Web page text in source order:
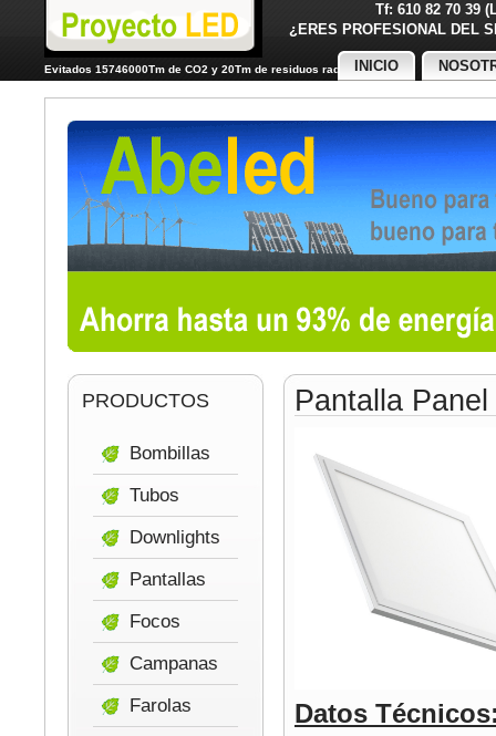
Tf: 610 82 70 39
¿ERES PROFESIONAL
Evitados 15746000Tm de CO2 y 20Tm de residuos radiactivos
INICIO
Pantalla
Datos
PRODUCTOS
Bombillas
Tubos
Downlights
Pantallas
Focos
Campanas
Farolas